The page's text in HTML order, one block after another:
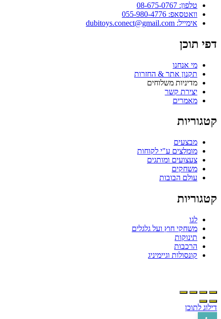
טלפון: 08-675-0767
וואטסאפ: 055-980-4776
אימייל: dubitoys.conect@gmail.com
דפי תוכן
מי אנחנו
תקנון אתר & החזרות
מדיניות משלוחים
יצירת קשר
מאמרים
קטגוריות
מבצעים
מומלצים ע"י לקוחות
צעצועים ומותגים
משחקים
עולם הבובות
קטגוריות
לגו
משחקי חוץ ועל גלגלים
תינוקות
הרכבות
קונסולות וגיימיניג
דילוג לתוכן
פתח סרגל נגישות